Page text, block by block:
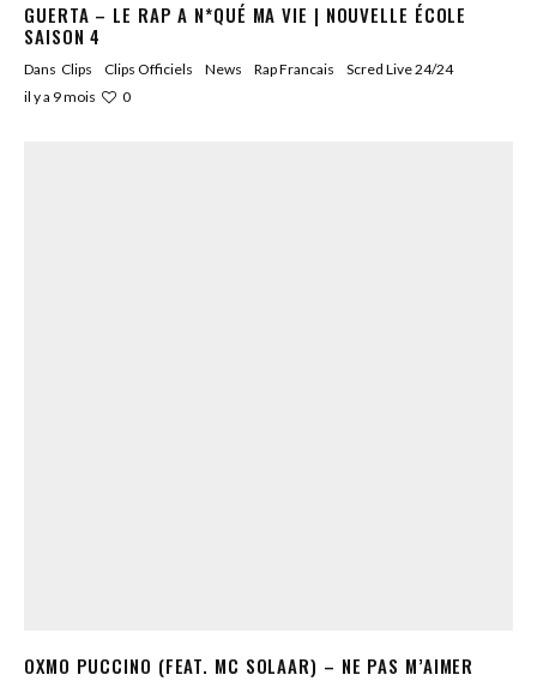
GUERTA – LE RAP A N*QUÉ MA VIE | NOUVELLE ÉCOLE
SAISON 4
Dans Clips Clips Officiels News Rap Francais
Scred Live 24/24
il y a 9 mois
0
OXMO PUCCINO (FEAT. MC SOLAAR) – NE PAS M’AIMER